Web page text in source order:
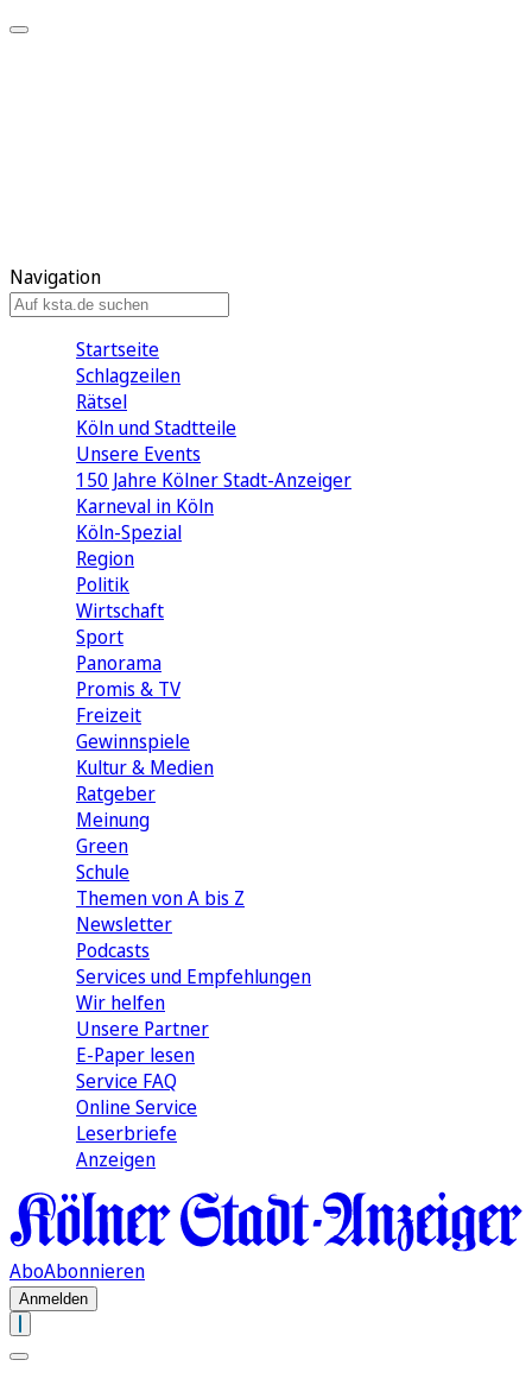
Navigation
Startseite
Schlagzeilen
Rätsel
Köln und Stadtteile
Unsere Events
150 Jahre Kölner Stadt-Anzeiger
Karneval in Köln
Köln-Spezial
Region
Politik
Wirtschaft
Sport
Panorama
Promis & TV
Freizeit
Gewinnspiele
Kultur & Medien
Ratgeber
Meinung
Green
Schule
Themen von A bis Z
Newsletter
Podcasts
Services und Empfehlungen
Wir helfen
Unsere Partner
E-Paper lesen
Service FAQ
Online Service
Leserbriefe
Anzeigen
AboAbonnieren
Anmelden